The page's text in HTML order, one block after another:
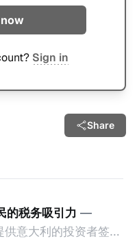
Sign in
Share
的税务吸引力 —
意大利的投资者签证